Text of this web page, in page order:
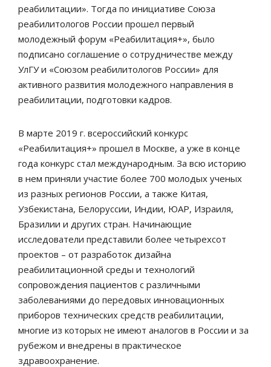
реабилитации». Тогда по инициативе Союза
реабилитологов России прошел первый
молодежный форум «Реабилитация+», было
подписано соглашение о сотрудничестве между
УлГУ и «Союзом реабилитологов России» для
активного развития молодежного направления в
реабилитации, подготовки кадров.
В марте 2019 г. всероссийский конкурс
«Реабилитация+» прошел в Москве, а уже в конце
года конкурс стал международным. За всю историю
в нем приняли участие более 700 молодых ученых
из разных регионов России, а также Китая,
Узбекистана, Белоруссии, Индии, ЮАР, Израиля,
Бразилии и других стран. Начинающие
исследователи представили более четырехсот
проектов – от разработок дизайна
реабилитационной среды и технологий
сопровождения пациентов с различными
заболеваниями до передовых инновационных
приборов технических средств реабилитации,
многие из которых не имеют аналогов в России и за
рубежом и внедрены в практическое
здравоохранение.